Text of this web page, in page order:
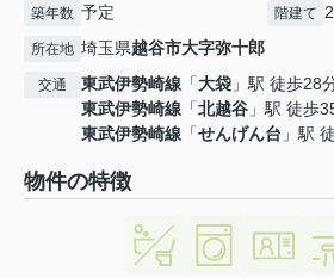
築年数 予定 階建て
所在地 埼玉県越谷市大字弥十郎
交通 東武伊勢崎線 「大袋 」駅 徒歩28
東武伊勢崎線 「北越谷 」駅 徒歩
東武伊勢崎線 「せんげん台 」駅
物件の特徴